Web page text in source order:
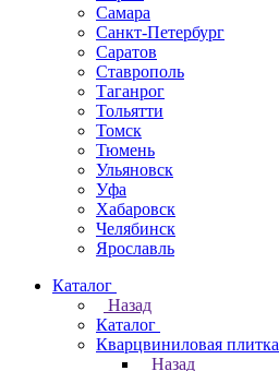
Самара
Санкт-Петербург
Саратов
Ставрополь
Таганрог
Тольятти
Томск
Тюмень
Ульяновск
Уфа
Хабаровск
Челябинск
Ярославль
Каталог
Назад
Каталог
Кварцвиниловая плитка
Назад